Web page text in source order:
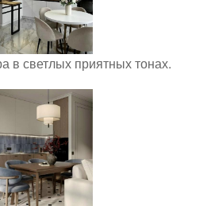
в светлых приятных тонах.